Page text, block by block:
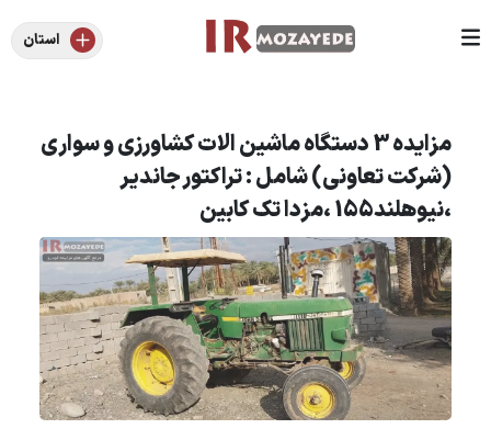
استان
مزایده 3 دستگاه ماشین الات کشاورزی و سواری
(شرکت تعاونی) شامل : تراکتور جاندیر
،نیوهلند155 ،مزدا تک کابین